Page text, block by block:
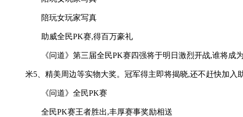
陪玩女玩家写真
助威全民PK赛,得百万豪礼
《问道》第三届全民PK赛四强将于明日激烈开战,谁将成
米5、精美周边等实物大奖。冠军得主即将揭晓,还不赶快加入
《问道》全民PK赛
全民PK赛王者胜出,丰厚赛事奖励相送